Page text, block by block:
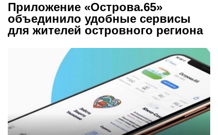
Приложение «Острова.65»
объединило удобные сервисы
для жителей островного региона